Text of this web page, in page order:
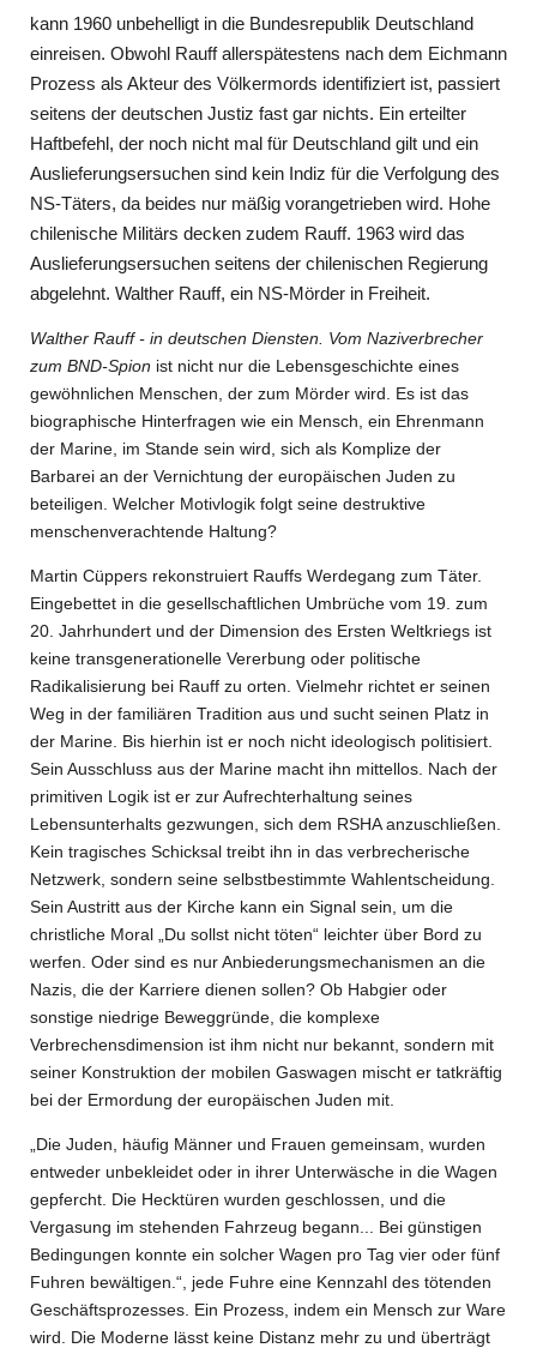
kann 1960 unbehelligt in die Bundesrepublik Deutschland
einreisen. Obwohl Rauff allerspätestens nach dem Eichmann
Prozess als Akteur des Völkermords identifiziert ist, passiert
seitens der deutschen Justiz fast gar nichts. Ein erteilter
Haftbefehl, der noch nicht mal für Deutschland gilt und ein
Auslieferungsersuchen sind kein Indiz für die Verfolgung des
NS-Täters, da beides nur mäßig vorangetrieben wird. Hohe
chilenische Militärs decken zudem Rauff. 1963 wird das
Auslieferungsersuchen seitens der chilenischen Regierung
abgelehnt. Walther Rauff, ein NS-Mörder in Freiheit.
Walther Rauff - in deutschen Diensten. Vom Naziverbrecher
zum BND-Spion ist nicht nur die Lebensgeschichte eines
gewöhnlichen Menschen, der zum Mörder wird. Es ist das
biographische Hinterfragen wie ein Mensch, ein Ehrenmann
der Marine, im Stande sein wird, sich als Komplize der
Barbarei an der Vernichtung der europäischen Juden zu
beteiligen. Welcher Motivlogik folgt seine destruktive
menschenverachtende Haltung?
Martin Cüppers rekonstruiert Rauffs Werdegang zum Täter.
Eingebettet in die gesellschaftlichen Umbrüche vom 19. zum
20. Jahrhundert und der Dimension des Ersten Weltkriegs ist
keine transgenerationelle Vererbung oder politische
Radikalisierung bei Rauff zu orten. Vielmehr richtet er seinen
Weg in der familiären Tradition aus und sucht seinen Platz in
der Marine. Bis hierhin ist er noch nicht ideologisch politisiert.
Sein Ausschluss aus der Marine macht ihn mittellos. Nach der
primitiven Logik ist er zur Aufrechterhaltung seines
Lebensunterhalts gezwungen, sich dem RSHA anzuschließen.
Kein tragisches Schicksal treibt ihn in das verbrecherische
Netzwerk, sondern seine selbstbestimmte Wahlentscheidung.
Sein Austritt aus der Kirche kann ein Signal sein, um die
christliche Moral „Du sollst nicht töten“ leichter über Bord zu
werfen. Oder sind es nur Anbiederungsmechanismen an die
Nazis, die der Karriere dienen sollen? Ob Habgier oder
sonstige niedrige Beweggründe, die komplexe
Verbrechensdimension ist ihm nicht nur bekannt, sondern mit
seiner Konstruktion der mobilen Gaswagen mischt er tatkräftig
bei der Ermordung der europäischen Juden mit.
„Die Juden, häufig Männer und Frauen gemeinsam, wurden
entweder unbekleidet oder in ihrer Unterwäsche in die Wagen
gepfercht. Die Hecktüren wurden geschlossen, und die
Vergasung im stehenden Fahrzeug begann... Bei günstigen
Bedingungen konnte ein solcher Wagen pro Tag vier oder fünf
Fuhren bewältigen.“, jede Fuhre eine Kennzahl des tötenden
Geschäftsprozesses. Ein Prozess, indem ein Mensch zur Ware
wird. Die Moderne lässt keine Distanz mehr zu und überträgt